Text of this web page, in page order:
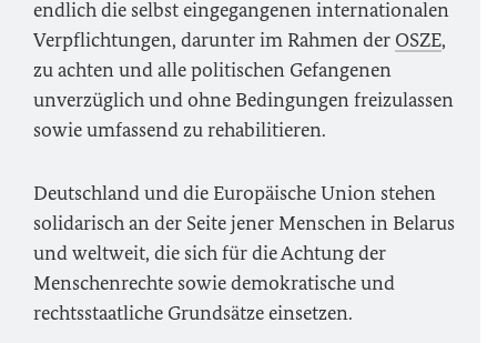
endlich die selbst eingegangenen internationalen
Verpflichtungen, darunter im Rahmen der OSZE,
zu achten und alle politischen Gefangenen
unverzüglich und ohne Bedingungen freizulassen
sowie umfassend zu rehabilitieren.
Deutschland und die Europäische Union stehen
solidarisch an der Seite jener Menschen in Belarus
und weltweit, die sich für die Achtung der
Menschenrechte sowie demokratische und
rechtsstaatliche Grundsätze einsetzen.